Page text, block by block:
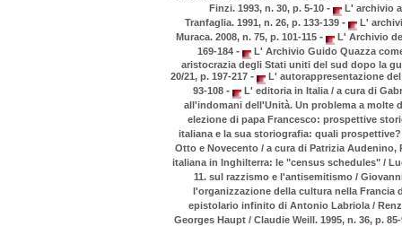
Finzi. 1993, n. 30, p. 5-10 -
L' archivio
Tranfaglia. 1991, n. 26, p. 133-139 -
L'
Muraca. 2008, n. 75, p. 101-115 -
L' Archivio
169-184 -
L' Archivio Guido Quazza
aristocrazia degli Stati uniti del sud dopo la
20/21, p. 197-217 -
L' autorappresentazione
93-108 -
L' editoria in Italia / a cura di
all'indomani dell'Unità. Un problema a molte
elezione di papa Francesco: prospettive
italiana e la sua storiografia: quali prospettive?
Otto e Novecento / a cura di Patrizia Audenino,
italiana in Inghilterra: le "census schedules" /
11. sul razzismo e l'antisemitismo /
l'organizzazione della cultura nella Francia
epistolario infinito di Antonio Labriola /
Georges Haupt / Claudie Weill. 1995, n. 36, p.